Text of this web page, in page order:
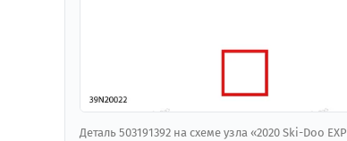
Деталь 503191392 на схеме узла «2020 Ski-Doo